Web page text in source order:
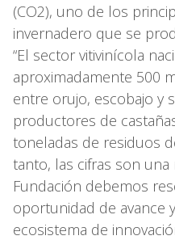
(CO2), uno de los
invernadero que se
“El sector vitivinícola
aproximadamente 500
entre orujo, escobajo y
productores de
toneladas de residuos
tanto, las cifras son
Fundación debemos
oportunidad de avance
ecosistema de